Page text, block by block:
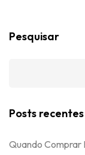
Pesquisar
Posts recentes
Quando Comprar